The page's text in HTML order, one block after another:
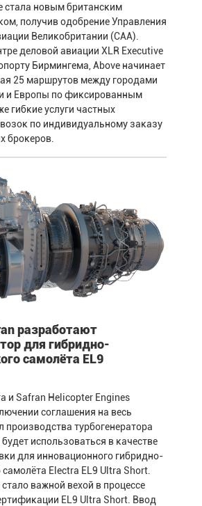
стала новым британским
получив одобрение Управления
Великобритании (CAA).
деловой авиации XLR Executive
Бирмингема, Above начинает
25 маршрутов между городами
и Европы по фиксированным
гибкие услуги частных
по индивидуальному заказу
брокеров.
разработают
для гибридно-
самолёта EL9
и Safran Helicopter Engines
соглашения на весь
турбогенератора
использоваться в качестве
для инновационного гибридно-
самолёта Electra EL9 Ultra Short.
важной вехой в процессе
EL9 Ultra Short. Ввод